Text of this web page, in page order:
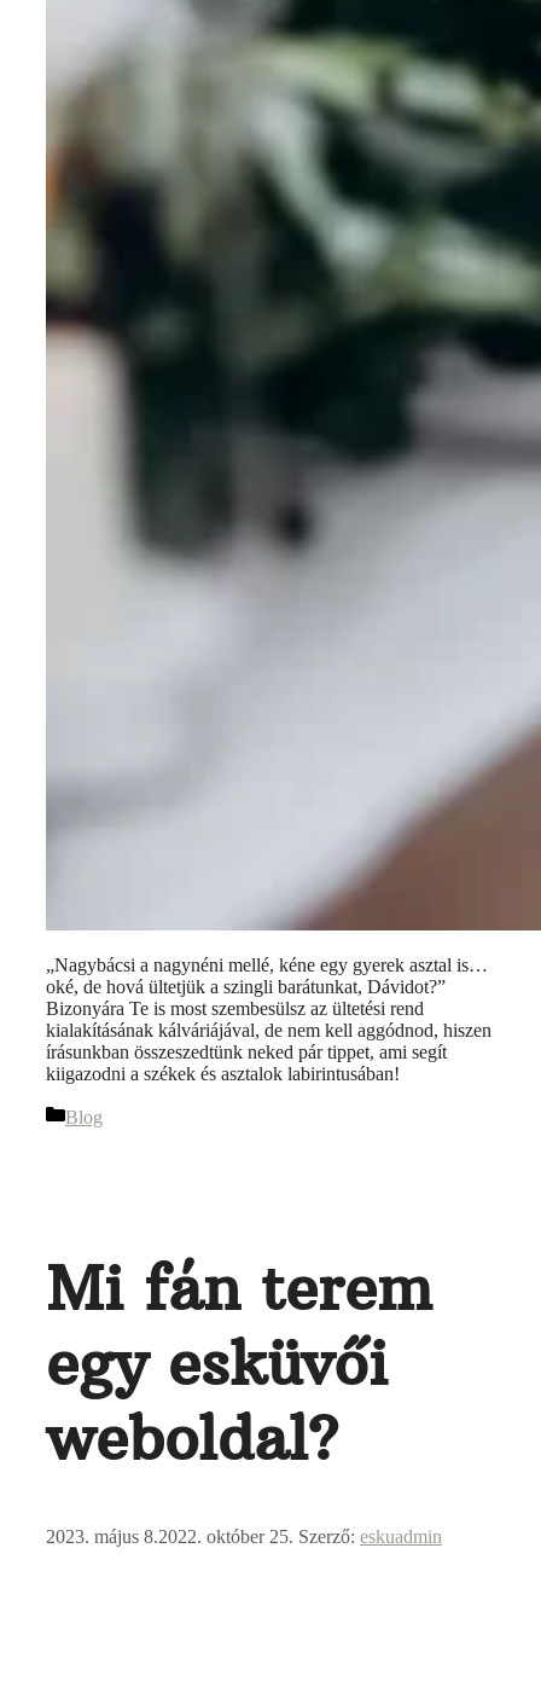
„Nagybácsi a nagynéni mellé, kéne egy gyerek asztal is…
oké, de hová ültetjük a szingli barátunkat, Dávidot?”
Bizonyára Te is most szembesülsz az ültetési rend
kialakításának kálváriájával, de nem kell aggódnod, hiszen
írásunkban összeszedtünk neked pár tippet, ami segít
kiigazodni a székek és asztalok labirintusában!
Blog
Mi fán terem
egy esküvői
weboldal?
2023. május 8.2022. október 25. Szerző: eskuadmin